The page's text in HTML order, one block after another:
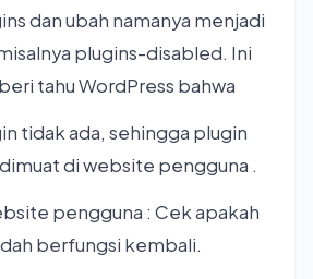
dan ubah namanya menjadi
plugins-disabled. Ini
tahu WordPress bahwa
tidak ada, sehingga plugin
di website pengguna .
pengguna : Cek apakah
berfungsi kembali.